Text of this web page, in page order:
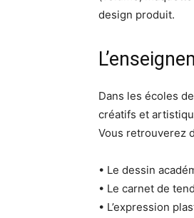
design produit.
Dans les écoles
créatifs et
Vous retrouverez
• Le dessin
• Le carnet de
• L’expression